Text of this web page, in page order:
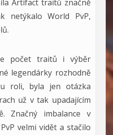
Artifact traitů značně
netýkalo World PvP,
počet traitů i výběr
legendárky rozhodně
roli, byla jen otázka
už v tak upadajícím
Značný imbalance v
velmi vidět a stačilo